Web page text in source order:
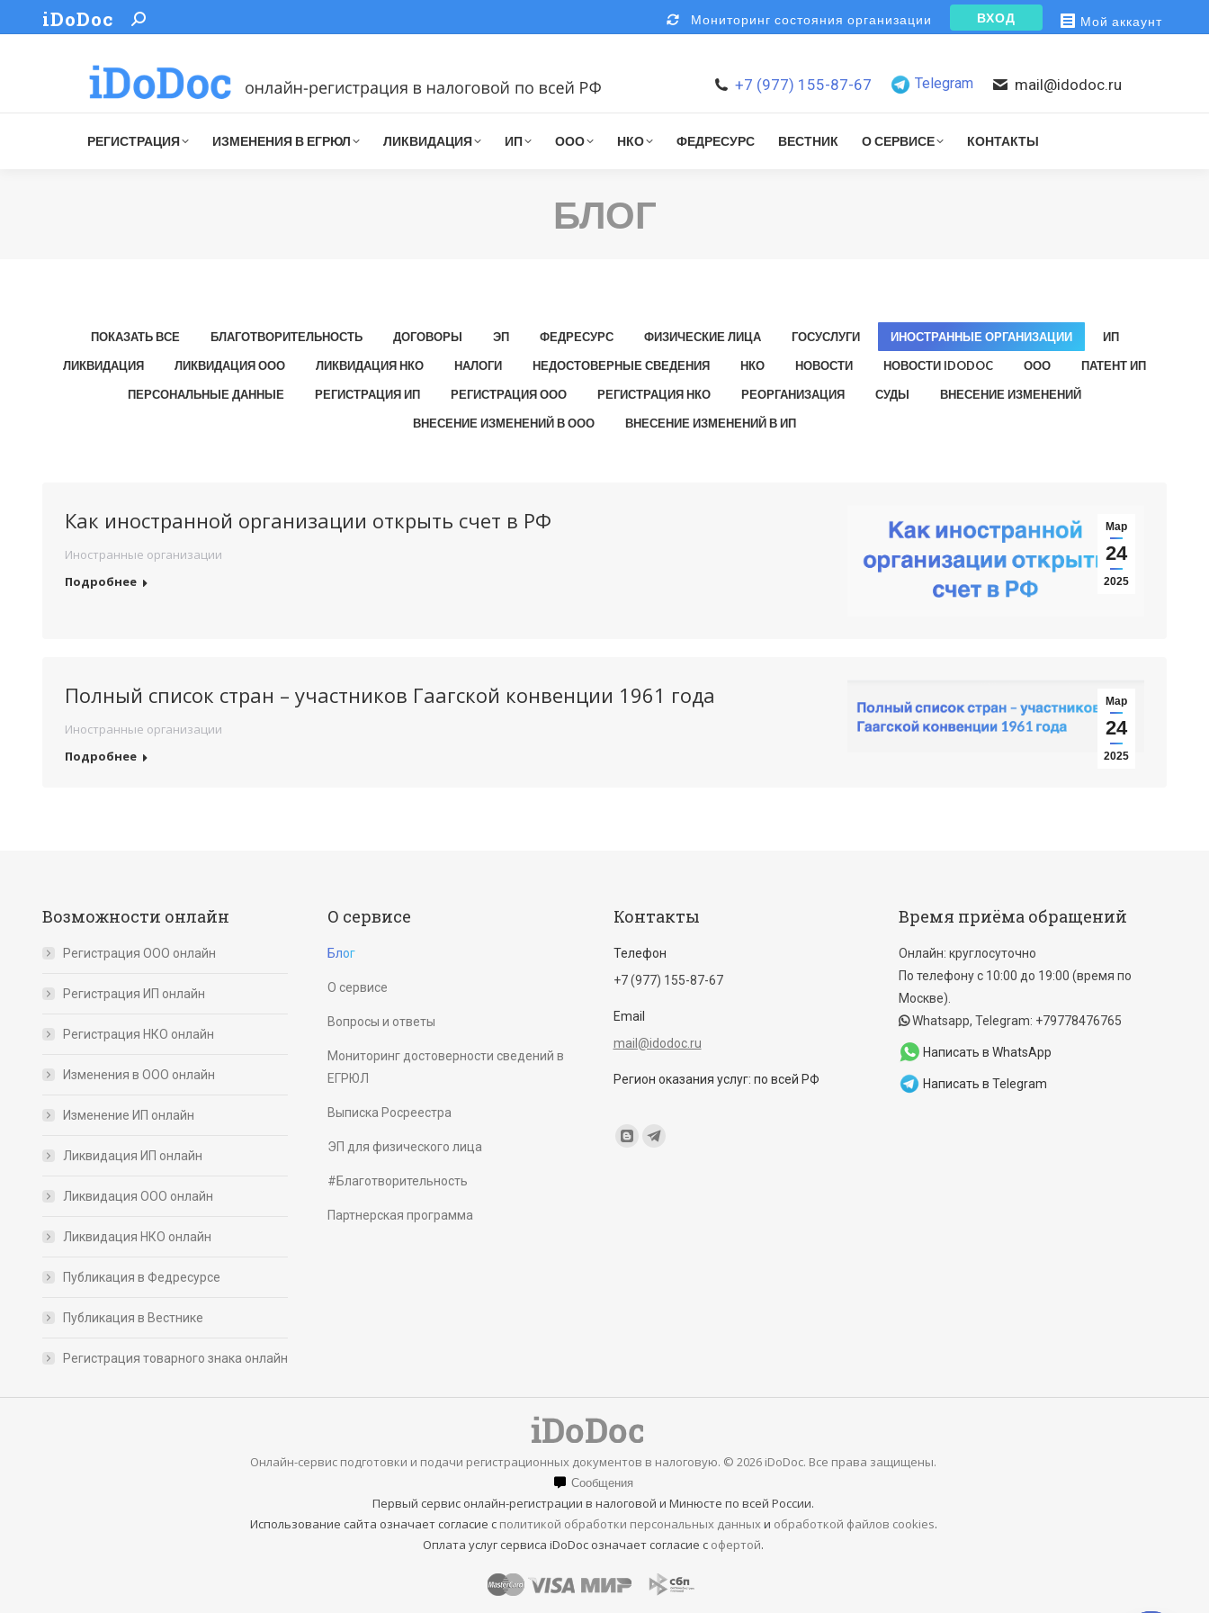
iDoDoc Search: Мониторинг состояния организации ВХОД Мой аккаунт
+7 (977) 155-87-67 Telegram mail@idodoc.ru
РЕГИСТРАЦИЯ ИЗМЕНЕНИЯ В ЕГРЮЛ ЛИКВИДАЦИЯ ИП ООО НКО ФЕДРЕСУРС ВЕСТНИК О СЕРВИСЕ КОНТАКТЫ
БЛОГ
ПОКАЗАТЬ ВСЕ БЛАГОТВОРИТЕЛЬНОСТЬ ДОГОВОРЫ ЭП ФЕДРЕСУРС ФИЗИЧЕСКИЕ ЛИЦА ГОСУСЛУГИ ИНОСТРАННЫЕ ОРГАНИЗАЦИИ
ИП
ЛИКВИДАЦИЯ
ЛИКВИДАЦИЯ ООО ЛИКВИДАЦИЯ НКО НАЛОГИ НЕДОСТОВЕРНЫЕ СВЕДЕНИЯ НКО НОВОСТИ НОВОСТИ IDODOC ООО
ПАТЕНТ ИП
ПЕРСОНАЛЬНЫЕ ДАННЫЕ
РЕГИСТРАЦИЯ ИП РЕГИСТРАЦИЯ ООО РЕГИСТРАЦИЯ НКО РЕОРГАНИЗАЦИЯ СУДЫ
ВНЕСЕНИЕ ИЗМЕНЕНИЙ
ВНЕСЕНИЕ ИЗМЕНЕНИЙ В ООО
ВНЕСЕНИЕ ИЗМЕНЕНИЙ В ИП
Как иностранной организации открыть счет в РФ
Иностранные организации
Подробнее
Мар
24
2025
Полный список стран – участников Гаагской конвенции 1961 года
Иностранные организации
Подробнее
Мар
24
2025
Возможности онлайн
Регистрация ООО онлайн
Регистрация ИП онлайн
Регистрация НКО онлайн
Изменения в ООО онлайн
Изменение ИП онлайн
Ликвидация ИП онлайн
Ликвидация ООО онлайн
Ликвидация НКО онлайн
Публикация в Федресурсе
Публикация в Вестнике
Регистрация товарного знака онлайн
О сервисе
Блог
О сервисе
Вопросы и ответы
Мониторинг достоверности сведений в
ЕГРЮЛ
Выписка Росреестра
ЭП для физического лица
#Благотворительность
Партнерская программа
Контакты
Телефон
+7 (977) 155-87-67
Email
mail@idodoc.ru
Регион оказания услуг: по всей РФ
Find us on:
BloggerTelegram
Время приёма обращений
Онлайн: круглосуточно
По телефону с 10:00 до 19:00 (время по
Москве).
Whatsapp, Telegram: +79778476765
Написать в WhatsApp
Написать в Telegram
Онлайн-сервис подготовки и подачи регистрационных документов в налоговую. © 2026 iDoDoc. Все права защищены.
Сообщения
Первый сервис онлайн-регистрации в налоговой и Минюсте по всей России.
Использование сайта означает согласие с политикой обработки персональных данныхи обработкой файлов cookies.
Оплата услуг сервиса iDoDoc означает согласие с офертой.